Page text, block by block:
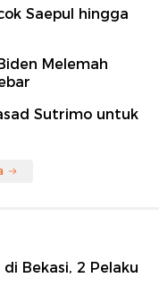
Saepul hingga
Melemah
Sutrimo untuk
Bekasi, 2 Pelaku